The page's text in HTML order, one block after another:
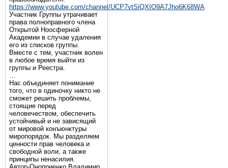
https://www.youtube.com/channel/UCP7vtSiQXIO9A7Jho6K68WA
Участник Группы утрачивает
права полноправного члена
Открытой Ноосферной
Академии в случае удаления
его из списков группы.
Вместе с тем, участник волен
в любое время выйти из
группы и Реестра.
…
Нас объединяет понимание
того, что в одиночку никто не
сможет решить проблемы,
стоящие перед
человечеством, обеспечить
устойчивый и не зависящий
от мировой конъюнктуры
миропорядок. Мы разделяем
ценности прав человека и
свободной воли, а также
принципы ненасилия.